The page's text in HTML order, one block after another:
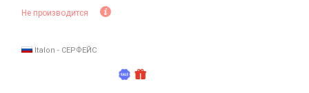
Не производится
Italon - СЕРФЕЙС